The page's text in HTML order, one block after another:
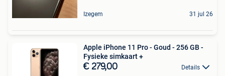
Izegem 31 jul 26
Apple iPhone 11 Pro - Goud - 256 GB -
Fysieke simkaart +
€ 279,00 Details